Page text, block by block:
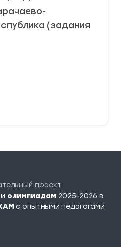
(задания
проект
и олимпиадам 2025-2026 в
c опытными педагогами